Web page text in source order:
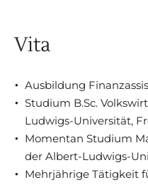
Vita
Ausbildung
Studium B.Sc.
Ludwigs-Universität,
Momentan Studium
der Albert-Ludwigs-
Mehrjährige Tätigkeit